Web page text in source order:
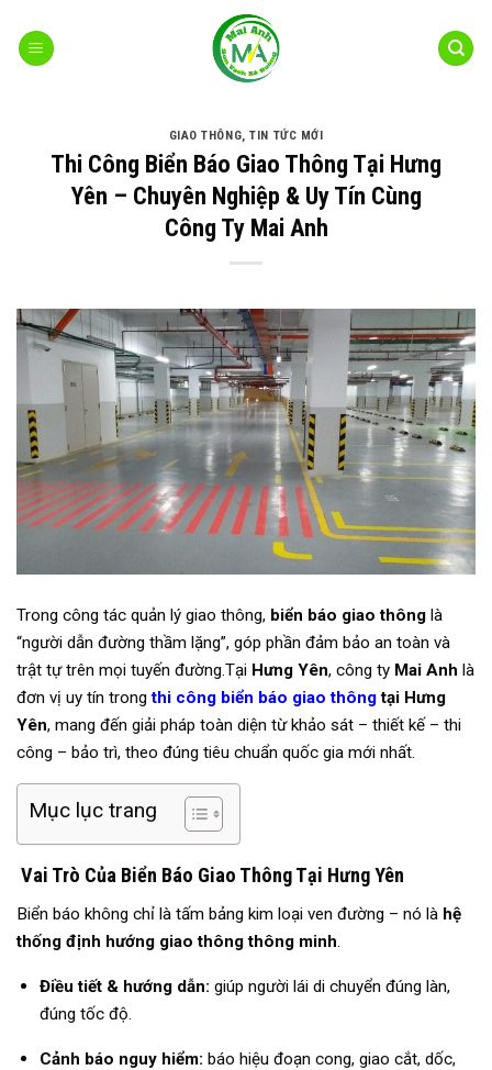
qua
GIAO THÔNG,TIN TỨC MỚI
Thi Công Biển Báo Giao Thông Tại Hưng
Yên – Chuyên Nghiệp & Uy Tín Cùng
Công Ty Mai Anh
Trong công tác quản lý giao thông, biển báo giao thông là
“người dẫn đường thầm lặng”, góp phần đảm bảo an toàn và
trật tự trên mọi tuyến đường.Tại Hưng Yên, công ty Mai Anh là
đơn vị uy tín trongthi công biển báo giao thôngtại Hưng
Yên, mang đến giải pháp toàn diện từ khảo sát – thiết kế – thi
công – bảo trì, theo đúng tiêu chuẩn quốc gia mới nhất.
Mục lục trang
Vai Trò Của Biển Báo Giao Thông Tại Hưng Yên
Biển báo không chỉ là tấm bảng kim loại ven đường – nó là hệ
thống định hướng giao thông thông minh.
Điều tiết & hướng dẫn: giúp người lái di chuyển đúng làn,
đúng tốc độ.
Cảnh báo nguy hiểm: báo hiệu đoạn cong, giao cắt, dốc,